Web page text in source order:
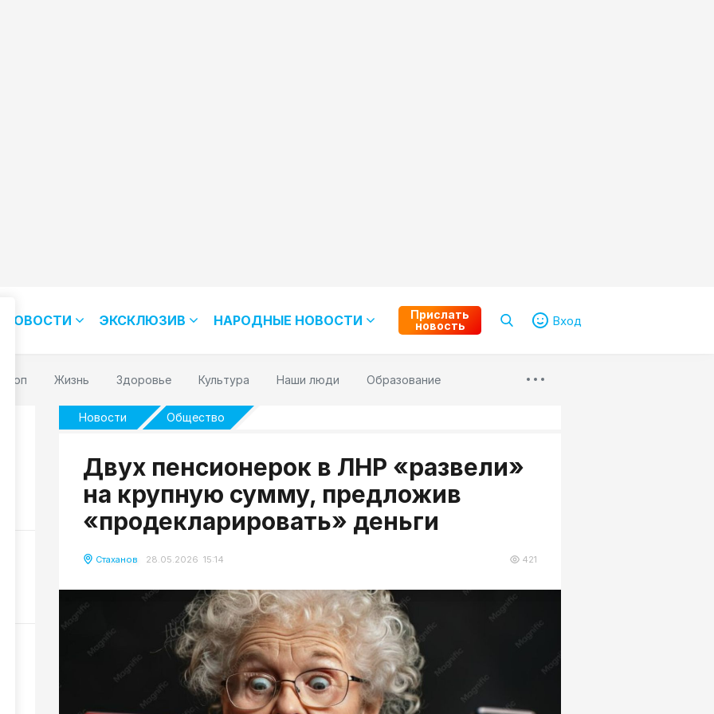
НОВОСТИ ЭКСКЛЮЗИВ НАРОДНЫЕ НОВОСТИ
Прислать
новость
Вход
Жизнь Здоровье Культура Наши люди Образование
Новости Общество
Двух пенсионерок в ЛНР «развели»
на крупную сумму, предложив
«продекларировать» деньги
Стаханов 28.05.2026 15:14 421